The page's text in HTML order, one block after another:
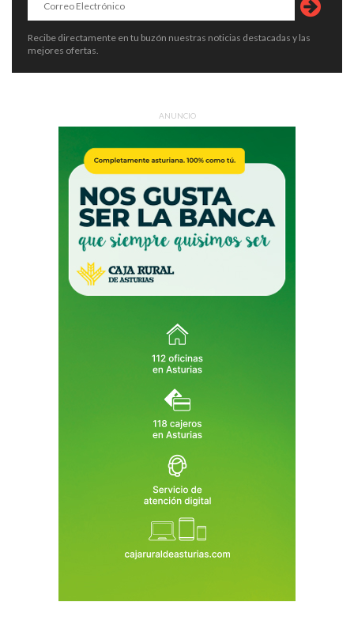
Recibe directamente en tu buzón nuestras noticias destacadas y las
mejores ofertas.
ANUNCIO